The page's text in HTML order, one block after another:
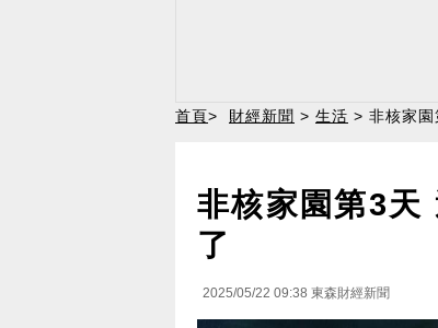
首頁> 財經新聞 > 生活 > 非核家
非核家園第3天
了
2025/05/22 09:38 東森財經新聞